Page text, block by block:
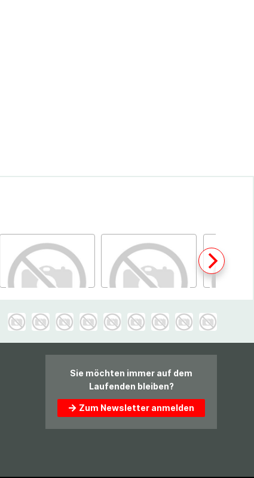
Sie möchten immer auf dem
Laufenden bleiben?
Zum Newsletter anmelden